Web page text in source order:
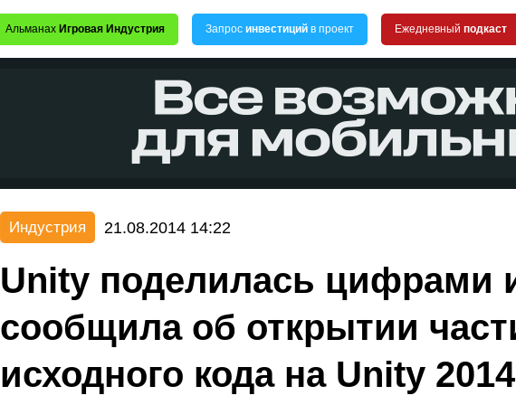
Альманах Игровая Индустрия Запрос инвестиций в проект Ежедневный подкаст
Индустрия 21.08.2014 14:22
Unity поделилась цифрами
сообщила об открытии
исходного кода на Unity 2014